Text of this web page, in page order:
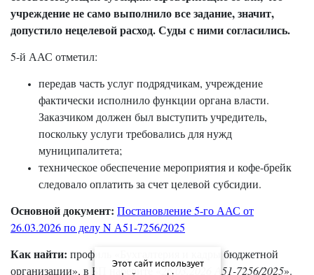
учреждение не само выполнило все задание, значит,
допустило нецелевой расход. Суды с ними согласились.
5-й ААС отметил:
передав часть услуг подрядчикам, учреждение
фактически исполнило функции органа власти.
Заказчиком должен был выступить учредитель,
поскольку услуги требовались для нужд
муниципалитета;
техническое обеспечение мероприятия и кофе-брейк
следовало оплатить за счет целевой субсидии.
Основной документ: Постановление 5-го ААС от
26.03.2026 по делу N А51-7256/2025
Как найти: профиль «Бухгалтерия и кадры бюджетной
организации», в БП наберите «26.03.2026 А51-7256/2025».
Этот сайт использует